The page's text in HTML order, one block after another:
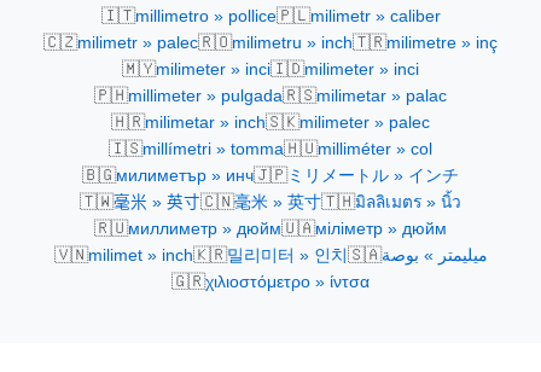
🇮🇹millimetro » pollice🇵🇱milimetr » caliber
🇨🇿milimetr » palec🇷🇴milimetru » inch🇹🇷milimetre » inç
🇲🇾milimeter » inci🇮🇩milimeter » inci
🇵🇭millimeter » pulgada🇷🇸milimetar » palac
🇭🇷milimetar » inch🇸🇰milimeter » palec
🇮🇸millímetri » tomma🇭🇺milliméter » col
🇧🇬милиметър » инч🇯🇵ミリメートル » インチ
🇹🇼毫米 » 英寸🇨🇳毫米 » 英寸🇹🇭มิลลิเมตร » นิ้ว
🇷🇺миллиметр » дюйм🇺🇦міліметр » дюйм
🇻🇳milimet » inch🇰🇷밀리미터 » 인치 🇸🇦ميليمتر » بوصة
🇬🇷χιλιοστόμετρο » ίντσα